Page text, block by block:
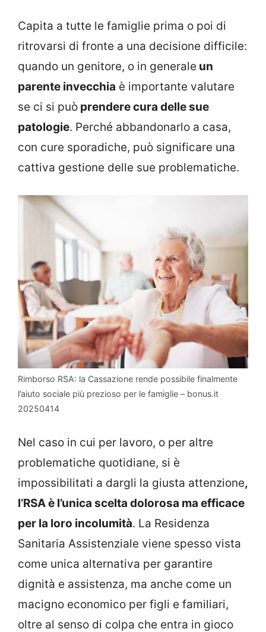
Capita a tutte le famiglie prima o poi di
ritrovarsi di fronte a una decisione difficile:
quando un genitore, o in generale un
parente invecchia è importante valutare
se ci si può prendere cura delle sue
patologie. Perché abbandonarlo a casa,
con cure sporadiche, può significare una
cattiva gestione delle sue problematiche.
Rimborso RSA: la Cassazione rende possibile finalmente
l’aiuto sociale più prezioso per le famiglie – bonus.it
20250414
Nel caso in cui per lavoro, o per altre
problematiche quotidiane, si è
impossibilitati a dargli la giusta attenzione,
l’RSA è l’unica scelta dolorosa ma efficace
per la loro incolumità. La Residenza
Sanitaria Assistenziale viene spesso vista
come unica alternativa per garantire
dignità e assistenza, ma anche come un
macigno economico per figli e familiari,
oltre al senso di colpa che entra in gioco